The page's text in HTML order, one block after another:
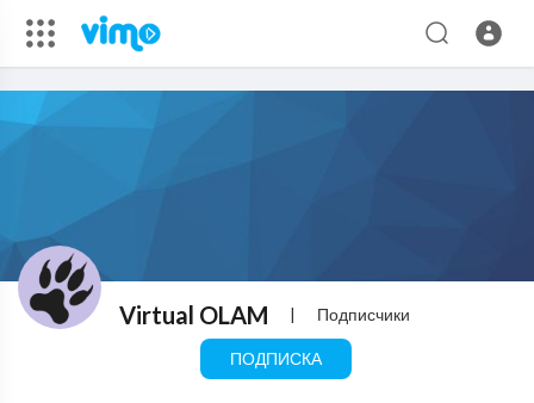
Virtual OLAM | Подписчики
ПОДПИСКА